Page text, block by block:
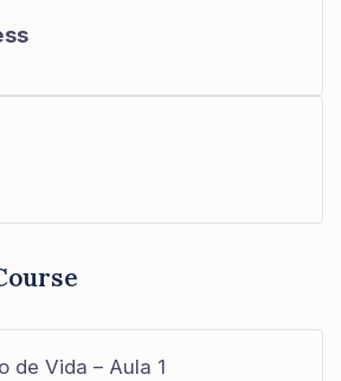
de Vida – Aula 1